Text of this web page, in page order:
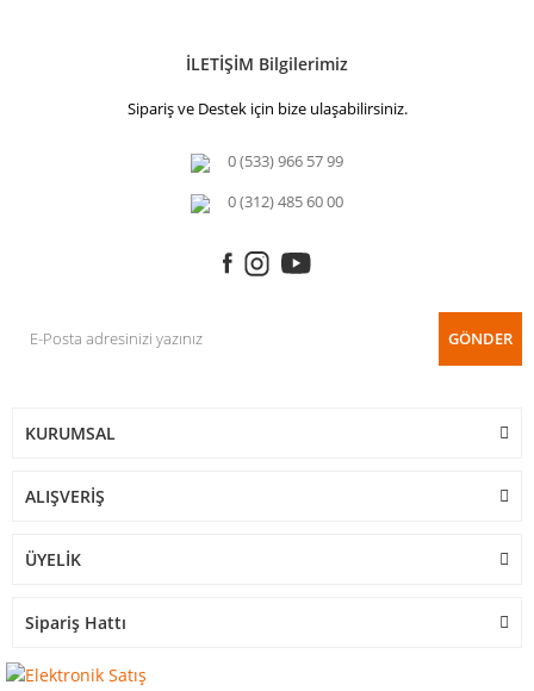
İLETİŞİM Bilgilerimiz
Sipariş ve Destek için bize ulaşabilirsiniz.
0 (533) 966 57 99
0 (312) 485 60 00
GÖNDER
KURUMSAL
ALIŞVERİŞ
ÜYELİK
Sipariş Hattı